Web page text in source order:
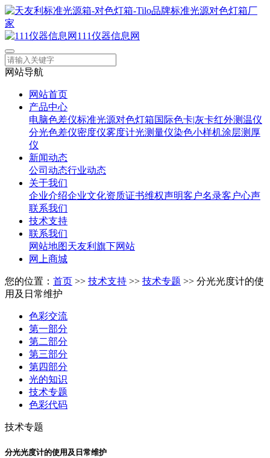
111仪器信息网
网站导航
网站首页
产品中心
电脑色差仪标准光源对色灯箱国际色卡|灰卡红外测温仪
分光色差仪密度仪雾度计光测量仪染色小样机涂层测厚
仪
新闻动态
公司动态行业动态
关于我们
企业介绍企业文化资质证书维权声明客户名录客户心声
联系我们
技术支持
联系我们
网站地图天友利旗下网站
网上商城
您的位置： 首页 >> 技术支持 >> 技术专题 >> 分光光度计的使
用及日常维护
色彩交流
第一部分
第二部分
第三部分
第四部分
光的知识
技术专题
色彩代码
技术专题
分光光度计的使用及日常维护